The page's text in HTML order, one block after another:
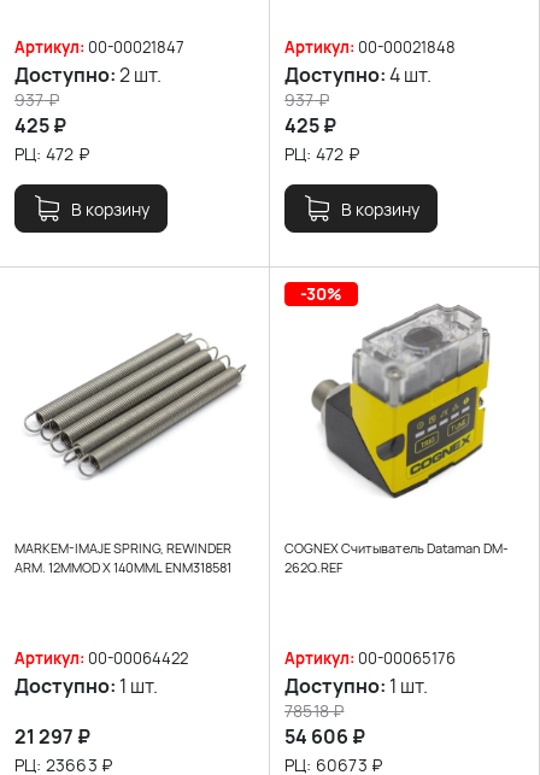
Артикул: 00-00021847
Доступно:2 шт.
425₽
937₽
РЦ: 472 ₽
В корзину
Артикул: 00-00021848
Доступно:4 шт.
425₽
937₽
РЦ: 472 ₽
В корзину
MARKEM-IMAJE SPRING, REWINDER
ARM. 12MMOD X 140MML ENM318581
Артикул: 00-00064422
Доступно: 1 шт.
21 297 ₽
РЦ: 23663 ₽
-30%
COGNEX Считыватель Dataman DM-
262Q.REF
Артикул: 00-00065176
Доступно: 1 шт.
54 606 ₽
78518₽
РЦ: 60673 ₽